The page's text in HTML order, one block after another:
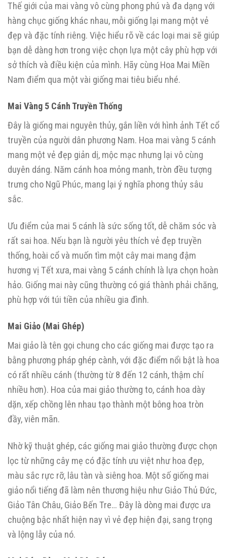
Thế giới của mai vàng vô cùng phong phú và đa dạng với
hàng chục giống khác nhau, mỗi giống lại mang một vẻ
đẹp và đặc tính riêng. Việc hiểu rõ về các loại mai sẽ giúp
bạn dễ dàng hơn trong việc chọn lựa một cây phù hợp với
sở thích và điều kiện của mình. Hãy cùng Hoa Mai Miền
Nam điểm qua một vài giống mai tiêu biểu nhé.
Mai Vàng 5 Cánh Truyền Thống
Đây là giống mai nguyên thủy, gắn liền với hình ảnh Tết cổ
truyền của người dân phương Nam. Hoa mai vàng 5 cánh
mang một vẻ đẹp giản dị, mộc mạc nhưng lại vô cùng
duyên dáng. Năm cánh hoa mỏng manh, tròn đều tượng
trưng cho Ngũ Phúc, mang lại ý nghĩa phong thủy sâu
sắc.
Ưu điểm của mai 5 cánh là sức sống tốt, dễ chăm sóc và
rất sai hoa. Nếu bạn là người yêu thích vẻ đẹp truyền
thống, hoài cổ và muốn tìm một cây mai mang đậm
hương vị Tết xưa, mai vàng 5 cánh chính là lựa chọn hoàn
hảo. Giống mai này cũng thường có giá thành phải chăng,
phù hợp với túi tiền của nhiều gia đình.
Mai Giảo (Mai Ghép)
Mai giảo là tên gọi chung cho các giống mai được tạo ra
bằng phương pháp ghép cành, với đặc điểm nổi bật là hoa
có rất nhiều cánh (thường từ 8 đến 12 cánh, thậm chí
nhiều hơn). Hoa của mai giảo thường to, cánh hoa dày
dặn, xếp chồng lên nhau tạo thành một bông hoa tròn
đầy, viên mãn.
Nhờ kỹ thuật ghép, các giống mai giảo thường được chọn
lọc từ những cây mẹ có đặc tính ưu việt như hoa đẹp,
màu sắc rực rỡ, lâu tàn và siêng hoa. Một số giống mai
giảo nổi tiếng đã làm nên thương hiệu như Giảo Thủ Đức,
Giảo Tân Châu, Giảo Bến Tre… Đây là dòng mai được ưa
chuộng bậc nhất hiện nay vì vẻ đẹp hiện đại, sang trọng
và lộng lẫy của nó.